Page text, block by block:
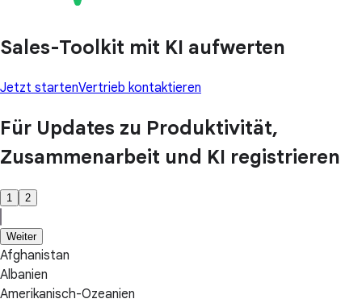
Sales-Toolkit mit KI aufwerten
Jetzt startenVertrieb kontaktieren
Für Updates zu Produktivität,
Zusammenarbeit und KI registrieren
1 2
Weiter
Afghanistan
Albanien
Amerikanisch-Ozeanien